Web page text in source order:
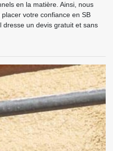
en la matière. Ainsi, nous
votre confiance en SB
dresse un devis gratuit et sans